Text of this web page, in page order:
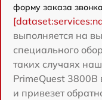
форму заказа
выполняется на
специального
таких случаях
PrimeQuest 3800B
и привезет